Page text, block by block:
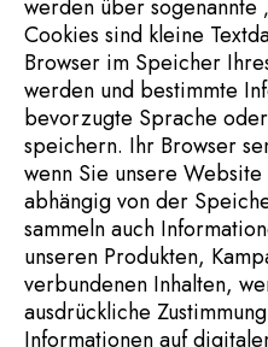
werden über sogenannte
Cookies sind kleine
Browser im Speicher
werden und bestimmte
bevorzugte Sprache
speichern. Ihr Browser
wenn Sie unsere
abhängig von der
sammeln auch
unseren Produkten,
verbundenen Inhalten,
ausdrückliche
Informationen auf